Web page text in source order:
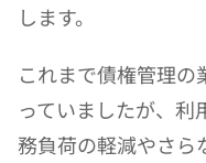
します。
これまで債権管理
っていましたが、
務負荷の軽減やさら